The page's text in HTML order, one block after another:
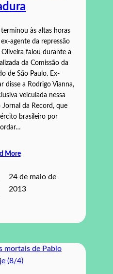
às altas horas
agente da repressão
falou durante a
da Comissão da
de São Paulo. Ex-
disse a Rodrigo Vianna,
veiculada nessa
da Record, que
brasileiro por
More
24 de maio de
2013